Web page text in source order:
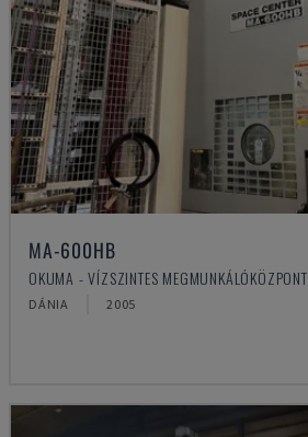
MA-600HB
OKUMA - VÍZSZINTES MEGMUNKÁLÓKÖZPONT
DÁNIA 2005